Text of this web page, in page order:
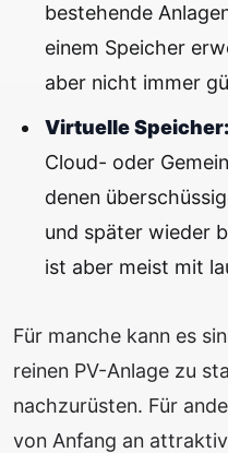
bestehende
einem Speicher
aber nicht immer
Virtuelle Speicher:
Cloud- oder
denen
und später wieder
ist aber meist mit
Für manche kann es
reinen PV-Anlage zu
nachzurüsten. Für
von Anfang an